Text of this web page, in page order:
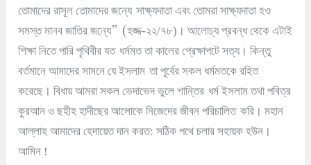
তোমাদের রাসূল তোমাদের জন্যে সাক্ষ্যদাতা এবং তোমরা সাক্ষ্যদাতা হও
সমস্ত মানব জাতির জন্যে” (হজ্জ-২২/৭৮) ।আলোচ্য প্রবন্ধ থেকে এটাই
শিক্ষা নিতে পারি পৃথিবীর যত ধর্মমত তা কালের প্রেক্ষাপটে সত্য ।কিন্তু
বর্তমানে আমাদের সামনে যে ইসলাম তা পূর্বের সকল ধর্মমতকে রহিত
করেছে ।বিধায় আমরা সকল ভেদাভেদ ভুলে শান্তির ধর্ম ইসলাম তথা পবিত্র
কুরআন ও ছহীহ হাদীছের আলোকে নিজেদের জীবন পরিচালিত করি ।মহান
আল্লাহ আমাদের হেদায়েত দান করত: সঠিক পথে চলার সহায়ক হউন ।
আমিন !